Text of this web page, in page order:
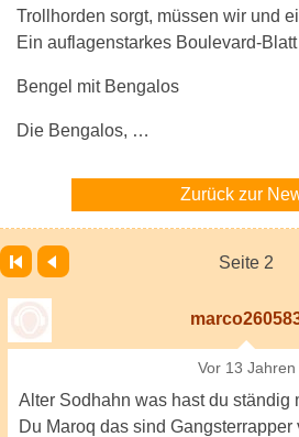
Trollhorden sorgt, müssen wir und
Ein auflagenstarkes Boulevard-
Bengel mit Bengalos
Die Bengalos, …
Zurück zur
Seite 2
Vor Letzte
Vor 13 Jahren
Alter Sodhahn was hast du ständig
Du Maroq das sind Gangsterrapper